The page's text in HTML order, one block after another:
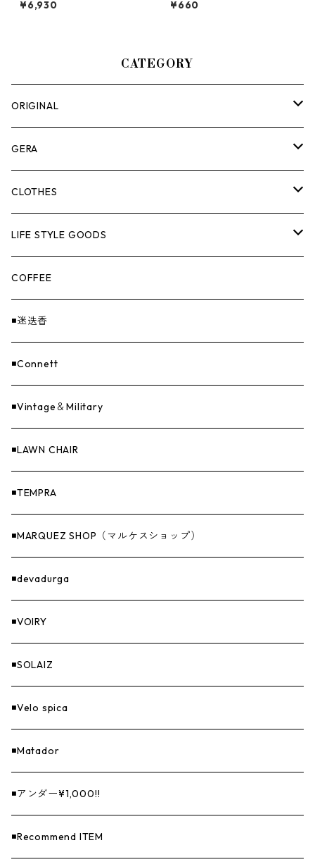
¥6,930
テッカー マットホワイト
¥660
CATEGORY
ORIGINAL
ASOMATOUS
HANGBURGER（ハングバーガー）
EX-GATE（エクスゲート）
Others（その他）
COLLABORATION
UNITIUM.
THE UNFORM STORE オリジナル
GERA
ランタン＆ライト
クッカー＆カトラリー
バーナー
焚火
寝具
ファニチャー
収納
ナイフ＆アックス
燃料
GOODS
CLOTHES
TOPS
PANTS
CAP
GOODS
バンダナ＆手ぬぐい
LIFE STYLE GOODS
ステッカー
COFFEE
◾️迷迭香
◾️Connett
◾️Vintage＆Military
◾️LAWN CHAIR
◾️TEMPRA
◾️MARQUEZ SHOP（マルケスショップ）
◾️devadurga
◾️VOIRY
◾️SOLAIZ
◾️Velo spica
◾️Matador
◾️アンダー¥1,000!!
◾️Recommend ITEM